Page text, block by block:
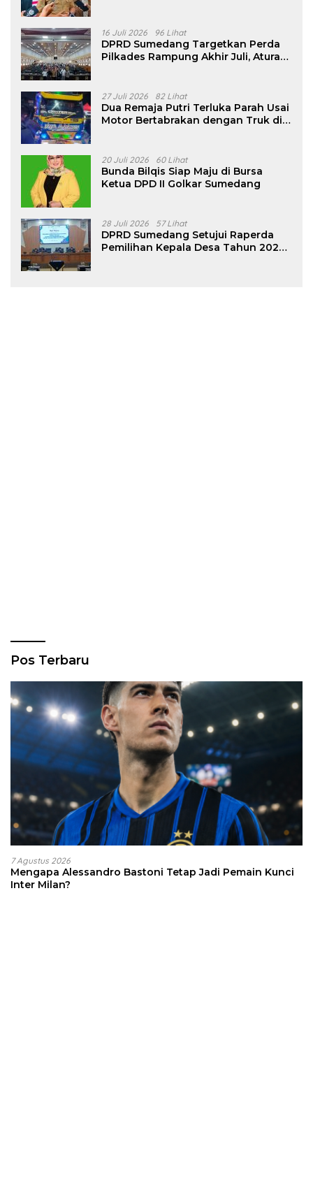
16 Juli 2026 96 Lihat
DPRD Sumedang Targetkan Perda
Pilkades Rampung Akhir Juli, Aturan
27 Juli 2026 82 Lihat
Dua Remaja Putri Terluka Parah Usai
Motor Bertabrakan dengan Truk di
20 Juli 2026 60 Lihat
Bunda Bilqis Siap Maju di Bursa
Ketua DPD II Golkar Sumedang
28 Juli 2026 57 Lihat
DPRD Sumedang Setujui Raperda
Pemilihan Kepala Desa Tahun 2026
Pos Terbaru
7 Agustus 2026
Mengapa Alessandro Bastoni Tetap Jadi Pemain Kunci
Inter Milan?